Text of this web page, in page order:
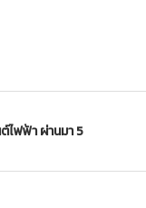
ไฟฟ้า ผ่านมา 5